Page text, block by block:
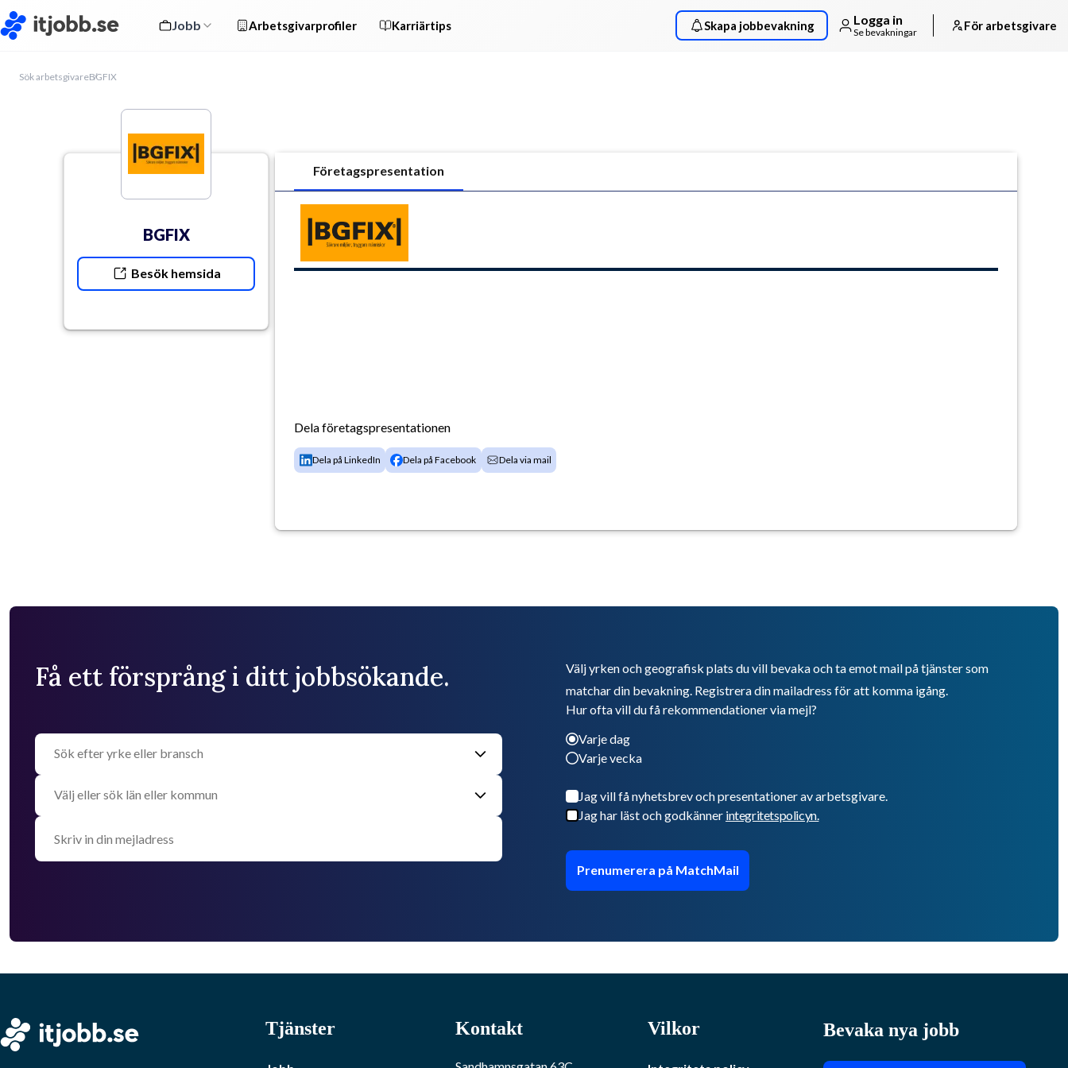
Jobb Arbetsgivarprofiler Karriärtips Skapa jobbevakning Logga in
Se bevakningar För arbetsgivare
Sök arbetsgivareBGFIX
BGFIX
Besök hemsida
Företagspresentation
Dela företagspresentationen
Dela på LinkedIn Dela på Facebook Dela via mail
Få ett försprång i ditt jobbsökande.
Välj yrken och geografisk plats du vill bevaka och ta emot mail på tjänster som
matchar din bevakning. Registrera din mailadress för att komma igång.
Hur ofta vill du få rekommendationer via mejl?
Varje dag
Varje vecka
Jag vill få nyhetsbrev och presentationer av arbetsgivare.
Jag har läst och godkänner integritetspolicyn.
Prenumerera på MatchMail
Tjänster Kontakt Vilkor Bevaka nya jobb